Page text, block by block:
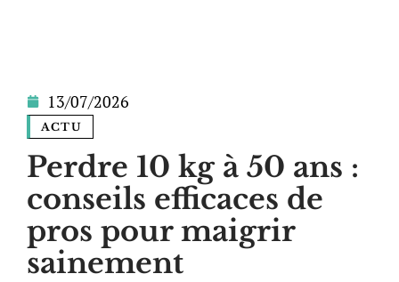
13/07/2026
ACTU
Perdre 10 kg à 50 ans :
conseils efficaces de
pros pour maigrir
sainement